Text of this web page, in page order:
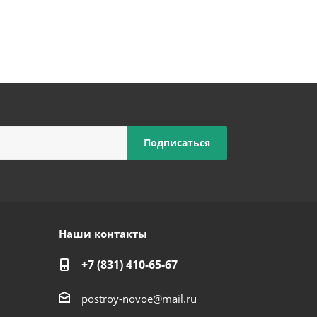
Наши контакты
+7 (831) 410-65-67
postroy-novoe@mail.ru